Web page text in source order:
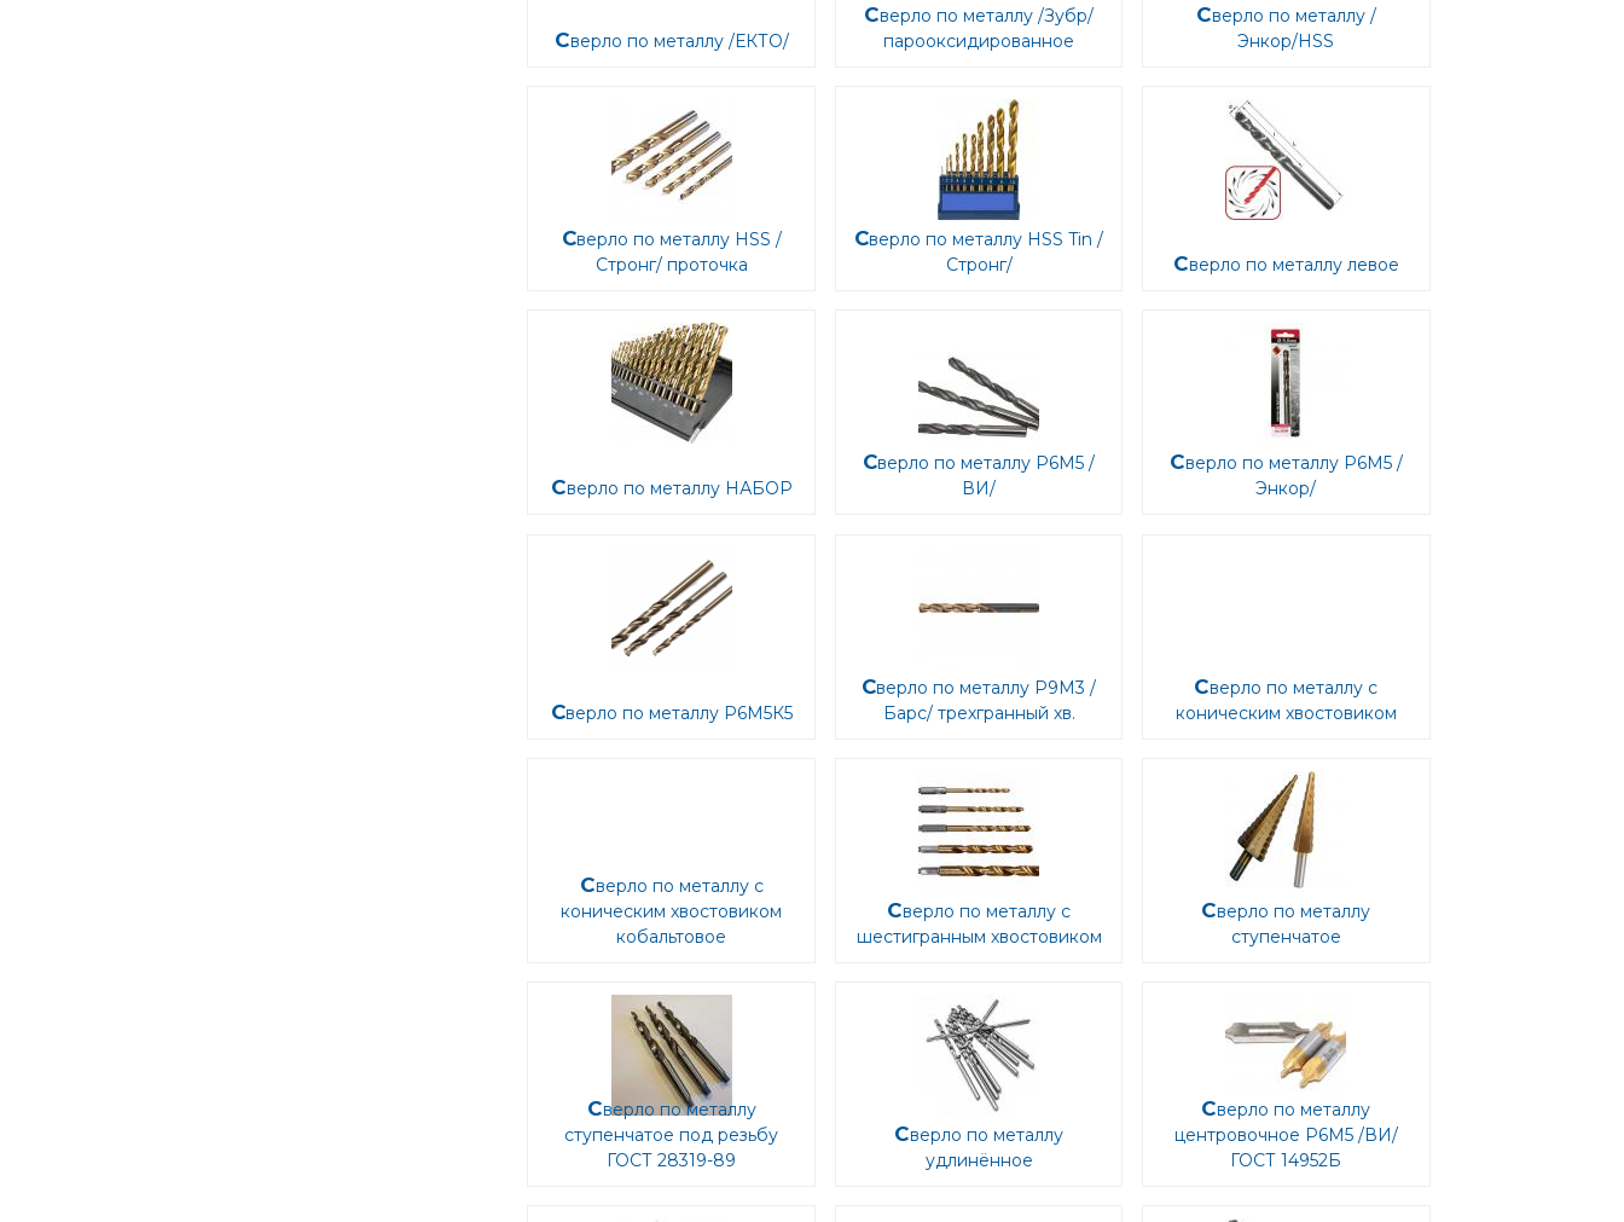
Сверло по металлу /ЕКТО/
Сверло по металлу /Зубр/
парооксидированное
Сверло по металлу /
Энкор/HSS
Сверло по металлу HSS /
Стронг/ проточка
Сверло по металлу HSS Tin /
Стронг/ Сверло по металлу левое
Сверло по металлу НАБОР
Сверло по металлу Р6М5 /
ВИ/
Сверло по металлу Р6М5 /
Энкор/
Сверло по металлу Р6М5К5
Сверло по металлу Р9М3 /
Барс/ трехгранный хв.
Сверло по металлу с
коническим хвостовиком
Сверло по металлу с
коническим хвостовиком
кобальтовое
Сверло по металлу с
шестигранным хвостовиком
Сверло по металлу
ступенчатое
Сверло по металлу
ступенчатое под резьбу
ГОСТ 28319-89
Сверло по металлу
удлинённое
Сверло по металлу
центровочное Р6М5 /ВИ/
ГОСТ 14952Б